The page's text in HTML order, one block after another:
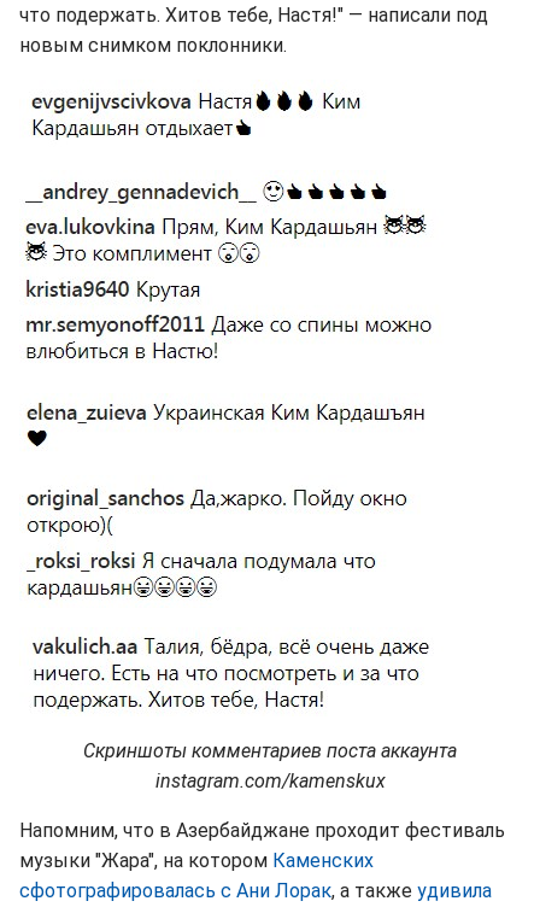
что подержать. Хитов тебе, Настя!" — написали под
новым снимком поклонники.
Скриншоты комментариев поста аккаунта
instagram.com/kamenskux
Напомним, что в Азербайджане проходит фестиваль
музыки "Жара", на котором Каменских
сфотографировалась с Ани Лорак, а также удивила